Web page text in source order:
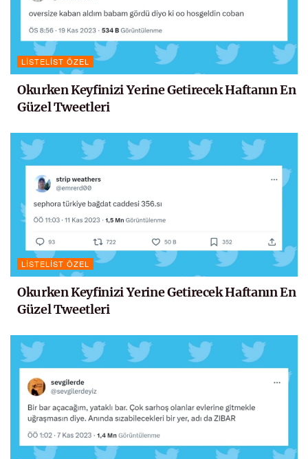
LISTELIST ÖZEL
Okurken Keyfinizi Yerine Getirecek Haftanın En
Güzel Tweetleri
LISTELIST ÖZEL
Okurken Keyfinizi Yerine Getirecek Haftanın En
Güzel Tweetleri